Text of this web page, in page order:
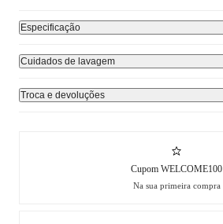
Especificação
Cuidados de lavagem
Troca e devoluções
Cupom WELCOME100
Na sua primeira compra